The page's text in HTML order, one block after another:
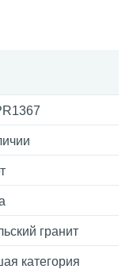
гранит
категория